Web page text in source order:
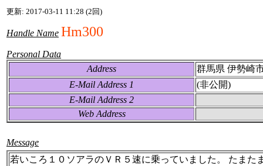
更新: 2017-03-11 11:28 (2回)
Handle Name Hm300
Personal Data
Address
群馬県 伊勢崎
E-Mail Address 1
(非公開)
E-Mail Address 2
Web Address
Message
若いころ１０ソアラのＶＲ５速に乗っていました。 たま